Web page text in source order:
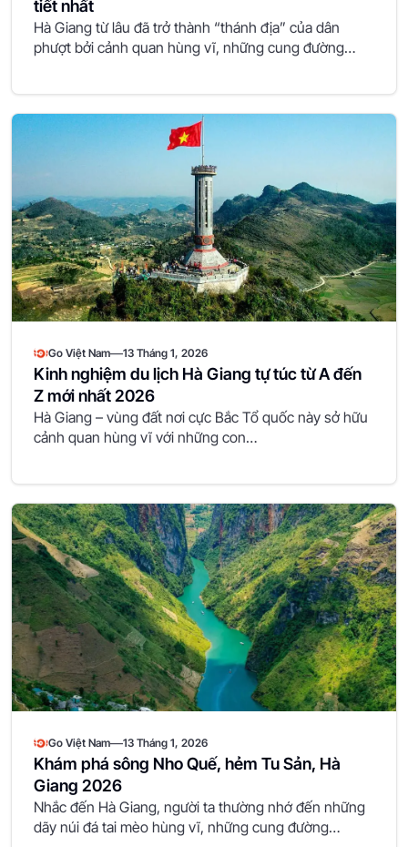
tiết nhất
Hà Giang từ lâu đã trở thành “thánh địa” của dân
phượt bởi cảnh quan hùng vĩ, những cung đường…
Go Việt Nam—13 Tháng 1, 2026
Kinh nghiệm du lịch Hà Giang tự túc từ A đến
Z mới nhất 2026
Hà Giang – vùng đất nơi cực Bắc Tổ quốc này sở hữu
cảnh quan hùng vĩ với những con…
Go Việt Nam—13 Tháng 1, 2026
Khám phá sông Nho Quế, hẻm Tu Sản, Hà
Giang 2026
Nhắc đến Hà Giang, người ta thường nhớ đến những
dãy núi đá tai mèo hùng vĩ, những cung đường…